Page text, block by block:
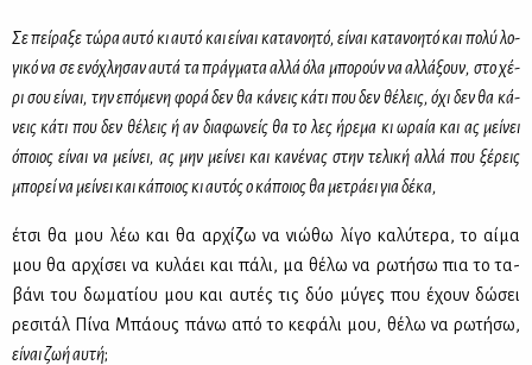
Σε πεί­ρα­ξε τώ­ρα αυ­τό κι αυ­τό και εί­ναι κα­τα­νοη­τό, εί­ναι κα­τα­νοη­τό και πο­λύ λο­
γι­κό να σε ενό­χλη­σαν αυ­τά τα πράγ­μα­τα αλ­λά όλα μπο­ρούν να αλ­λά­ξουν, στο χέ­
ρι σου εί­ναι, την επό­με­νη φο­ρά δεν θα κά­νεις κά­τι που δεν θέ­λεις, όχι δεν θα κά­
νεις κά­τι που δεν θέ­λεις ή αν δια­φω­νείς θα το λες ήρε­μα κι ωραία και ας μεί­νει
όποιος εί­ναι να μεί­νει, ας μην μεί­νει και κα­νέ­νας στην τε­λι­κή αλ­λά που ξέ­ρεις
μπο­ρεί να μεί­νει και κά­ποιος κι αυ­τός ο κά­ποιος θα με­τρά­ει για δέ­κα,
έτσι θα μου λέω και θα αρ­χί­ζω να νιώ­θω λί­γο κα­λύ­τε­ρα, το αί­μα
μου θα αρ­χί­σει να κυ­λά­ει και πά­λι, μα θέ­λω να ρω­τή­σω πια το τα­
βά­νι του δω­μα­τί­ου μου και αυ­τές τις δύο μύ­γες που έχουν δώ­σει
ρε­σι­τάλ Πί­να Μπά­ους πά­νω από το κε­φά­λι μου, θέ­λω να ρω­τή­σω,
εί­ναι ζωή αυ­τή;